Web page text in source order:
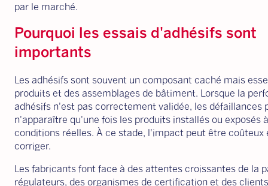
par le marché.
Pourquoi les essais d'adhésifs sont
importants
Les adhésifs sont souvent un composant caché mais
produits et des assemblages de bâtiment. Lorsque la
adhésifs n'est pas correctement validée, les défaillances
n'apparaître qu'une fois les produits installés ou exposés
conditions réelles. À ce stade, l'impact peut être coûteux
corriger.
Les fabricants font face à des attentes croissantes de la
régulateurs, des organismes de certification et des